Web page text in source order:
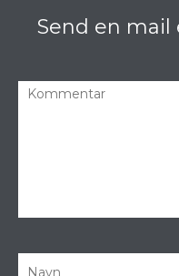
Send en mail